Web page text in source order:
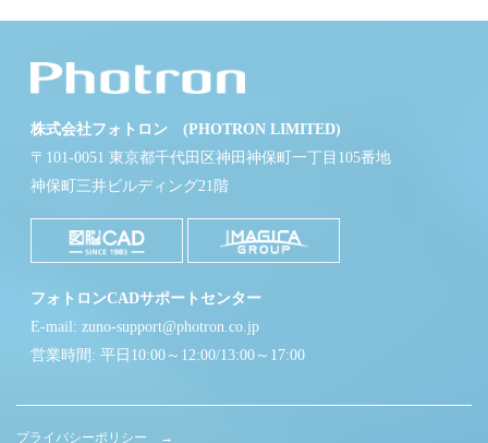
株式会社フォトロン (PHOTRON LIMITED)
〒101-0051 東京都千代田区神田神保町一丁目105番地
神保町三井ビルディング21階
フォトロンCADサポートセンター
E-mail: zuno-support@photron.co.jp
営業時間: 平日10:00～12:00/13:00～17:00
プライバシーポリシー →